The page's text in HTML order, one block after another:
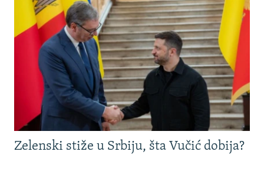
Zelenski stiže u Srbiju, šta Vučić dobija?